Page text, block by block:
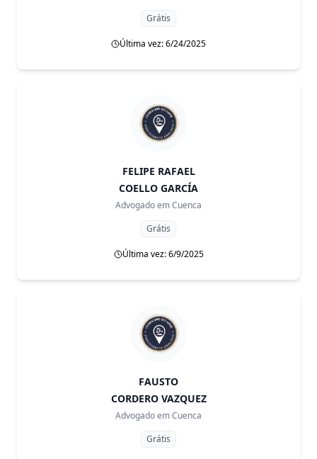
Grátis
Última vez: 6/24/2025
FELIPE RAFAEL
COELLO GARCÍA
Advogado emCuenca
Grátis
Última vez: 6/9/2025
FAUSTO
CORDERO VAZQUEZ
Advogado emCuenca
Grátis